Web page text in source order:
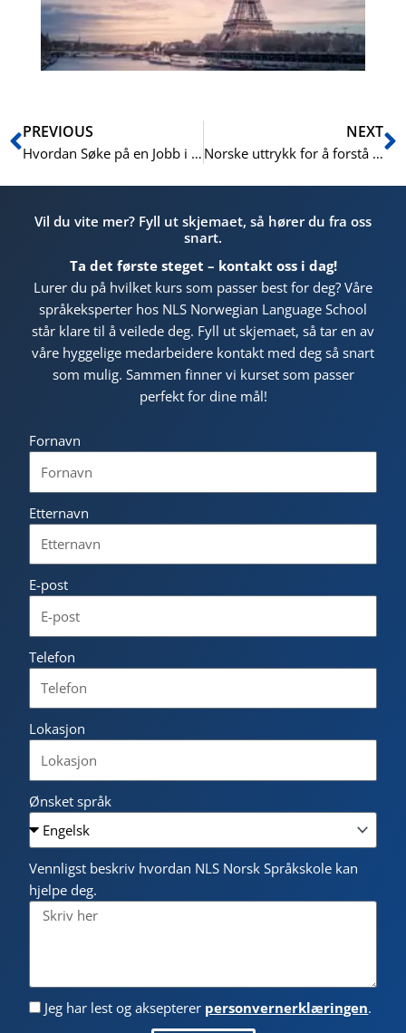
Prev
PREVIOUS
Hvordan Søke på en Jobb i Norge: En Praktisk Veiledning for å Skrive en Vellykket Søknad
NEXT
Norske uttrykk for å forstå offentlige tjenester
Vil du vite mer? Fyll ut skjemaet, så hører du fra oss
snart.
Ta det første steget – kontakt oss i dag!
Lurer du på hvilket kurs som passer best for deg? Våre
språkeksperter hos NLS Norwegian Language School
står klare til å veilede deg. Fyll ut skjemaet, så tar en av
våre hyggelige medarbeidere kontakt med deg så snart
som mulig. Sammen finner vi kurset som passer
perfekt for dine mål!
Fornavn
Etternavn
E-post
Telefon
Lokasjon
Ønsket språk
Vennligst beskriv hvordan NLS Norsk Språkskole kan
hjelpe deg.
Jeg har lest og aksepterer personvernerklæringen.